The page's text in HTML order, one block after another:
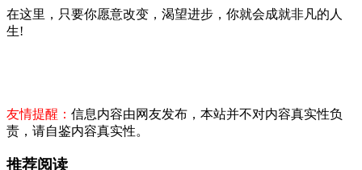
在这里，只要你愿意改变，渴望进步，你就会成就非凡的人
生!
友情提醒： 信息内容由网友发布，本站并不对内容真实性负
责，请自鉴内容真实性。
推荐阅读